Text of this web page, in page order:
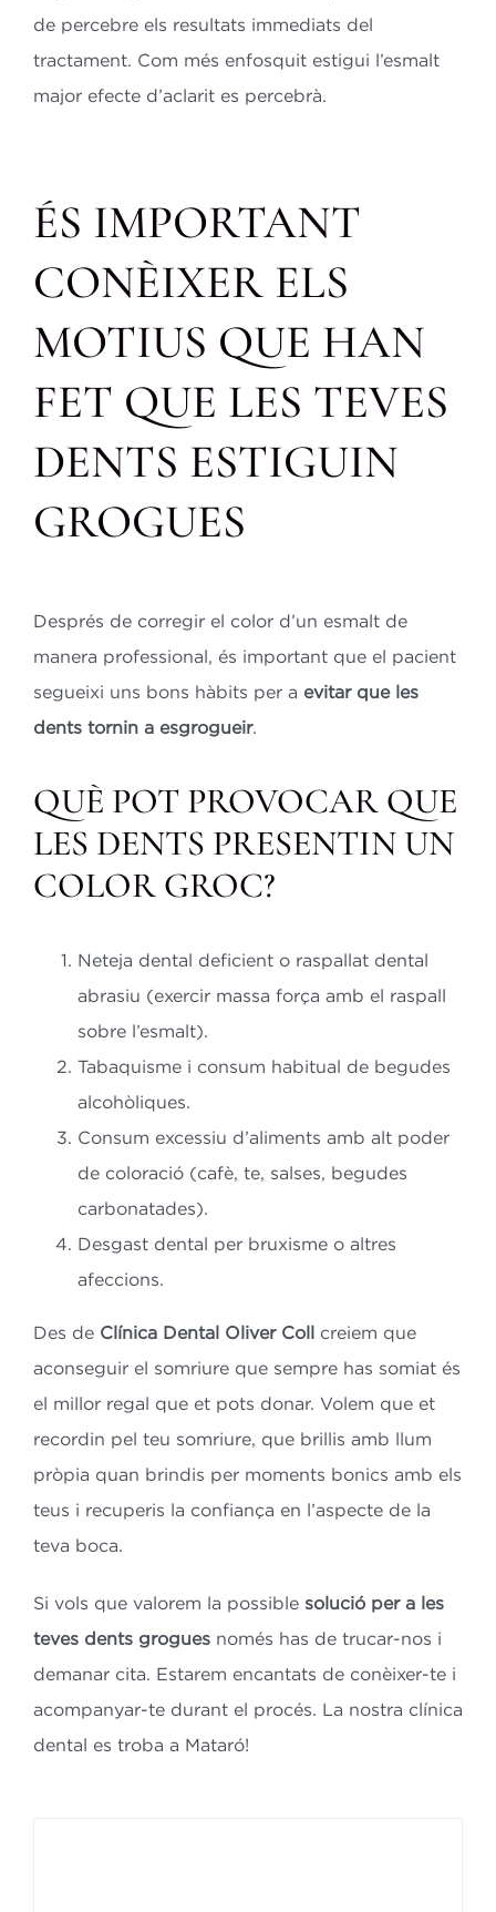
de percebre els resultats immediats del
tractament. Com més enfosquit estigui l’esmalt
major efecte d’aclarit es percebrà.
ÉS IMPORTANT
CONÈIXER ELS
MOTIUS QUE HAN
FET QUE LES TEVES
DENTS ESTIGUIN
GROGUES
Després de corregir el color d’un esmalt de
manera professional, és important que el pacient
segueixi uns bons hàbits per a evitar que les
dents tornin a esgrogueir.
QUÈ POT PROVOCAR QUE
LES DENTS PRESENTIN UN
COLOR GROC?
Neteja dental deficient o raspallat dental
abrasiu (exercir massa força amb el raspall
sobre l’esmalt).
Tabaquisme i consum habitual de begudes
alcohòliques.
Consum excessiu d’aliments amb alt poder
de coloració (cafè, te, salses, begudes
carbonatades).
Desgast dental per bruxisme o altres
afeccions.
Des de Clínica Dental Oliver Collcreiem que
aconseguir el somriure que sempre has somiat és
el millor regal que et pots donar. Volem que et
recordin pel teu somriure, que brillis amb llum
pròpia quan brindis per moments bonics amb els
teus i recuperis la confiança en l’aspecte de la
teva boca.
Si vols que valorem la possible solució per a les
teves dents groguesnomés has de trucar-nos i
demanar cita. Estarem encantats de conèixer-te i
acompanyar-te durant el procés. La nostra clínica
dental es troba a Mataró!